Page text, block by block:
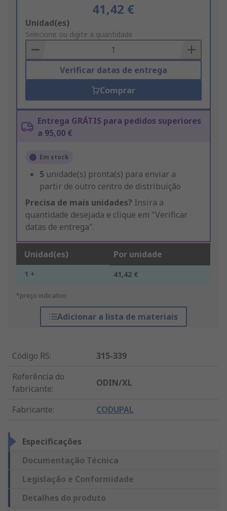
41,42 €
Add
to
Basket
Unidad(es)
Selecione ou digite a quantidade
Verificar datas de entrega
Comprar
Entrega GRÁTIS para pedidos superiores
a 95,00 €
Em stock
5 unidade(s) pronta(s) para enviar a
partir de outro centro de distribuição
Precisa de mais unidades? Insira a
quantidade desejada e clique em "Verificar
datas de entrega".
Unidad(es) Por unidade
1 + 41,42 €
*preço indicativo
Adicionar a lista de materiais
Código RS:
315-339
Referência do
fabricante:
ODIN/XL
Fabricante: CODUPAL
Especificações
Documentação Técnica
Legislação e Conformidade
Detalhes do produto